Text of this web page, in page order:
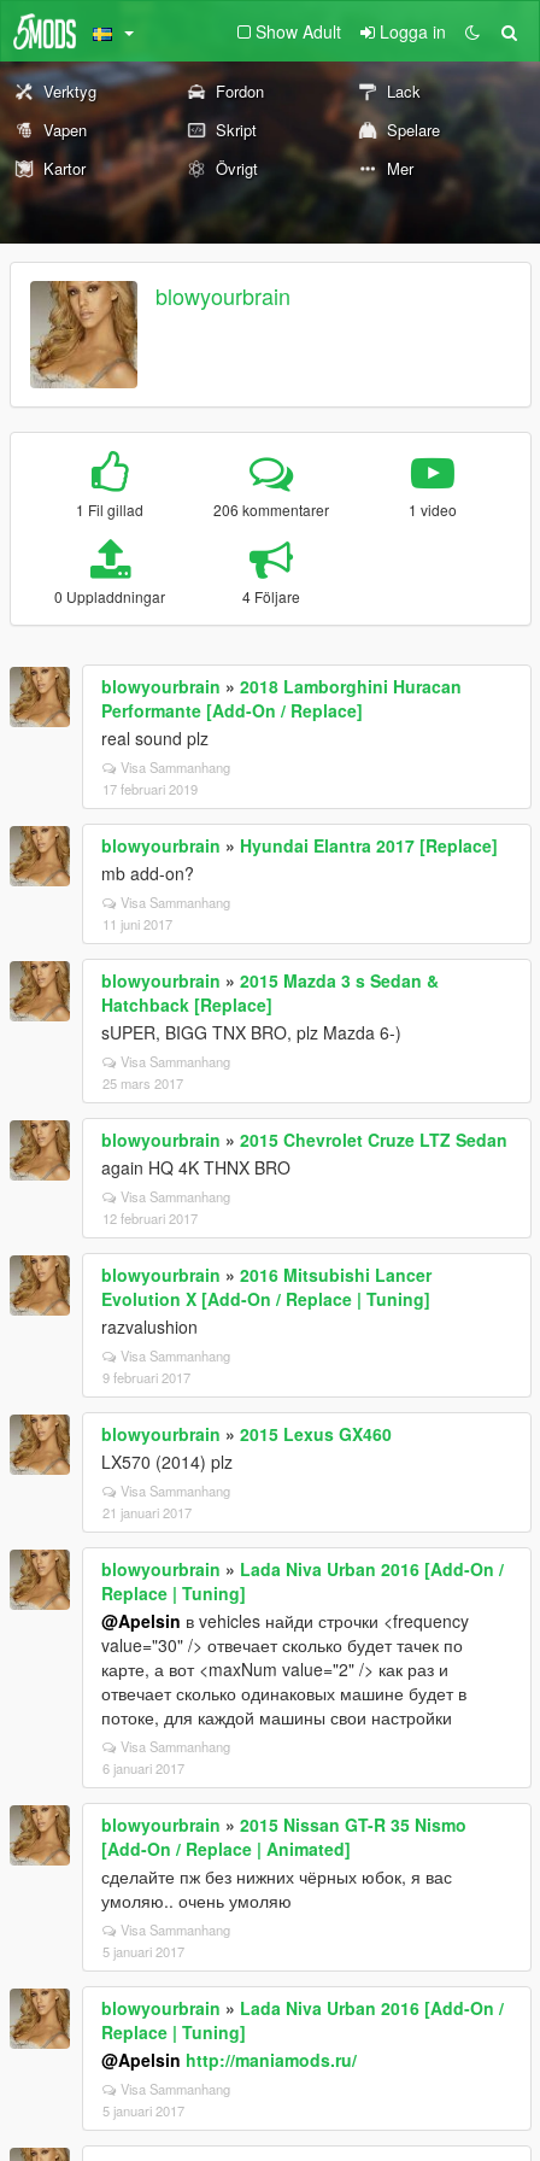
Show Adult Logga in
Verktyg Fordon
Lack
Vapen
Skript
Spelare
Kartor
Övrigt Mer
blowyourbrain
1 Fil gillad 206 kommentarer 1 video
0 Uppladdningar 4 Följare
blowyourbrain » 2018 Lamborghini Huracan
Performante [Add-On / Replace]
real sound plz
Visa Sammanhang
17 februari 2019
blowyourbrain » Hyundai Elantra 2017 [Replace]
mb add-on?
Visa Sammanhang
11 juni 2017
blowyourbrain » 2015 Mazda 3 s Sedan &
Hatchback [Replace]
sUPER, BIGG TNX BRO, plz Mazda 6-)
Visa Sammanhang
25 mars 2017
blowyourbrain » 2015 Chevrolet Cruze LTZ Sedan
again HQ 4K THNX BRO
Visa Sammanhang
12 februari 2017
blowyourbrain » 2016 Mitsubishi Lancer
Evolution X [Add-On / Replace | Tuning]
razvalushion
Visa Sammanhang
9 februari 2017
blowyourbrain » 2015 Lexus GX460
LX570 (2014) plz
Visa Sammanhang
21 januari 2017
blowyourbrain » Lada Niva Urban 2016 [Add-On /
Replace | Tuning]
@Apelsin в vehicles найди строчки <frequency
value="30" /> отвечает сколько будет тачек по
карте, а вот <maxNum value="2" /> как раз и
отвечает сколько одинаковых машине будет в
потоке, для каждой машины свои настройки
Visa Sammanhang
6 januari 2017
blowyourbrain » 2015 Nissan GT-R 35 Nismo
[Add-On / Replace | Animated]
сделайте пж без нижних чёрных юбок, я вас
умоляю.. очень умоляю
Visa Sammanhang
5 januari 2017
blowyourbrain » Lada Niva Urban 2016 [Add-On /
Replace | Tuning]
@Apelsin http://maniamods.ru/
Visa Sammanhang
5 januari 2017